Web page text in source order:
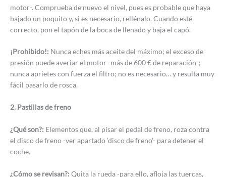
motor-. Comprueba de nuevo el nivel, pues es probable que haya
bajado un poquito y, si es necesario, rellénalo. Cuando esté
correcto, pon el tapón de la boca de llenado y baja el capó.
¡Prohibido!: Nunca eches más aceite del máximo; el exceso de
presión puede averiar el motor -más de 600 € de reparación-;
nunca aprietes con fuerza el filtro; no es necesario… y resulta muy
fácil pasarlo de rosca.
2. Pastillas de freno
¿Qué son?: Elementos que, al pisar el pedal de freno, roza contra
el disco de freno -ver apartado ‘disco de freno’- para detener el
coche.
¿Cómo se revisan?: Quita la rueda -para ello, afloja las tuercas,